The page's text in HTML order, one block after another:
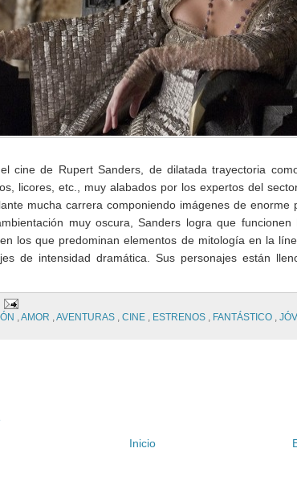
cine de Rupert Sanders, de dilatada trayectoria
licores, etc., muy alabados por los expertos del
mucha carrera componiendo imágenes de enorme
muy oscura, Sanders logra que funcionen
los que predominan elementos de mitología en la
de intensidad dramática. Sus personajes están
,AMOR ,AVENTURAS , CINE , ESTRENOS , FANTÁSTICO ,
Inicio